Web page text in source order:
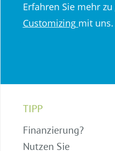
Erfahren Sie mehr zu
Customizing mit uns.
TIPP
Finanzierung?
Nutzen Sie